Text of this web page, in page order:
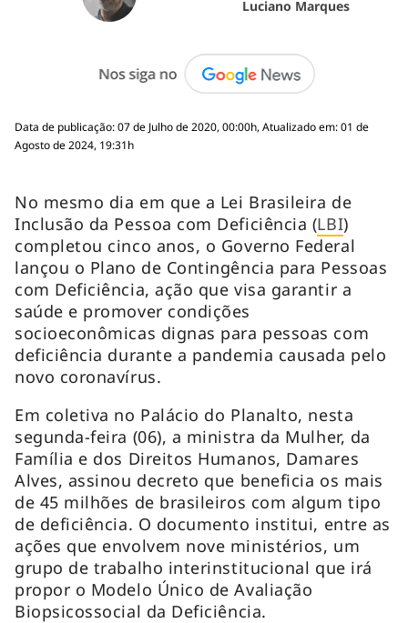
Luciano Marques
Data de publicação: 07 de Julho de 2020, 00:00h, Atualizado em: 01 de
Agosto de 2024, 19:31h
No mesmo dia em que a Lei Brasileira de
Inclusão da Pessoa com Deficiência (LBI)
completou cinco anos, o Governo Federal
lançou o Plano de Contingência para Pessoas
com Deficiência, ação que visa garantir a
saúde e promover condições
socioeconômicas dignas para pessoas com
deficiência durante a pandemia causada pelo
novo coronavírus.
Em coletiva no Palácio do Planalto, nesta
segunda-feira (06), a ministra da Mulher, da
Família e dos Direitos Humanos, Damares
Alves, assinou decreto que beneficia os mais
de 45 milhões de brasileiros com algum tipo
de deficiência. O documento institui, entre as
ações que envolvem nove ministérios, um
grupo de trabalho interinstitucional que irá
propor o Modelo Único de Avaliação
Biopsicossocial da Deficiência.